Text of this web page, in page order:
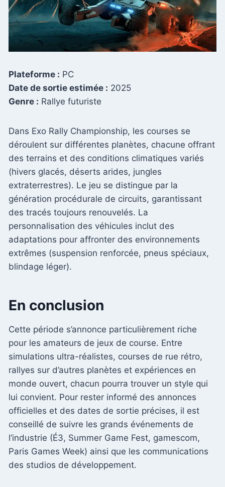
Plateforme : PC
Date de sortie estimée : 2025
Genre : Rallye futuriste
Dans Exo Rally Championship, les courses se
déroulent sur différentes planètes, chacune offrant
des terrains et des conditions climatiques variés
(hivers glacés, déserts arides, jungles
extraterrestres). Le jeu se distingue par la
génération procédurale de circuits, garantissant
des tracés toujours renouvelés. La
personnalisation des véhicules inclut des
adaptations pour affronter des environnements
extrêmes (suspension renforcée, pneus spéciaux,
blindage léger).
En conclusion
Cette période s’annonce particulièrement riche
pour les amateurs de jeux de course. Entre
simulations ultra-réalistes, courses de rue rétro,
rallyes sur d’autres planètes et expériences en
monde ouvert, chacun pourra trouver un style qui
lui convient. Pour rester informé des annonces
officielles et des dates de sortie précises, il est
conseillé de suivre les grands événements de
l’industrie (É3, Summer Game Fest, gamescom,
Paris Games Week) ainsi que les communications
des studios de développement.